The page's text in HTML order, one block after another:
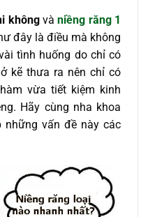
khôngvàniềng răng 1
đây là điều mà không
tình huống do chỉ có
kẽ thưa ra nên chỉ có
vừa tiết kiệm kinh
Hãy cùng nha khoa
vấn đề này các